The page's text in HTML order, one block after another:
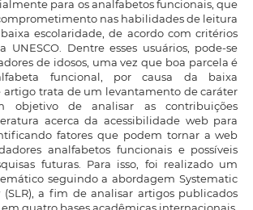
para os analfabetos funcionais, que
nas habilidades de leitura
escolaridade, de acordo com critérios
UNESCO. Dentre esses usuários, pode-se
de idosos, uma vez que boa parcela é
funcional, por causa da baixa
artigo trata de um levantamento de caráter
objetivo de analisar as contribuições
acerca da acessibilidade web para
fatores que podem tornar a web
analfabetos funcionais e possíveis
futuras. Para isso, foi realizado um
seguindo a abordagem Systematic
(SLR), a fim de analisar artigos publicados